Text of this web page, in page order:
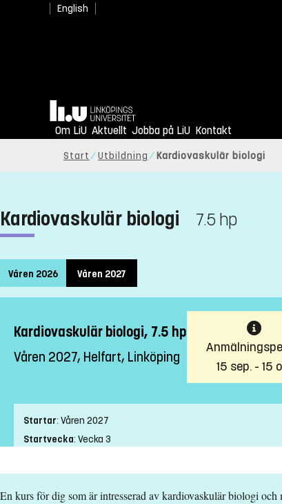
English
Hem
Om LiU Aktuellt Jobba på LiU Kontakt
Start Utbildning Kardiovaskulär biologi
Kardiovaskulär biologi 7.5 hp
Våren 2026 Våren 2027
Kardiovaskulär biologi, 7.5 hp
Våren 2027, Helfart, Linköping
15 sep. - 15
Startar: Våren 2027
Startvecka: Vecka 3
Ort:Linköping
Studietakt:Helfart
En kurs för dig som är intresserad av kardiovaskulär biologi